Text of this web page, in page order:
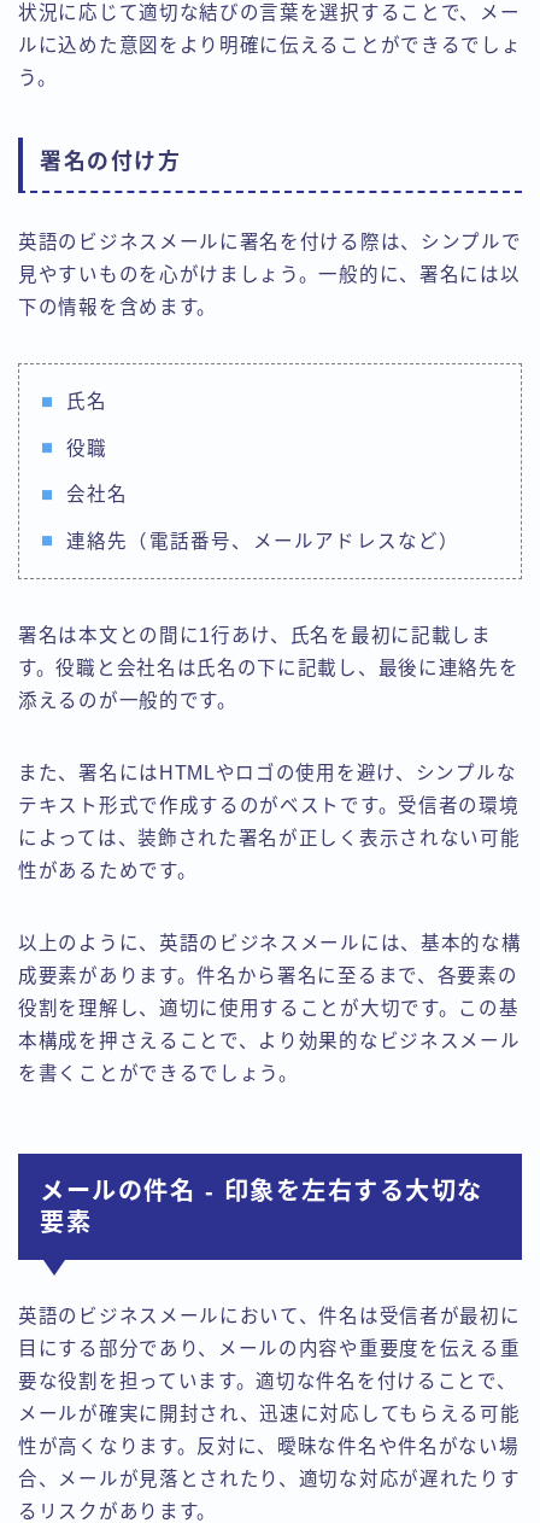
状況に応じて適切な結びの言葉を選択することで、メー
ルに込めた意図をより明確に伝えることができるでしょ
う。
署名の付け方
英語のビジネスメールに署名を付ける際は、シンプルで
見やすいものを心がけましょう。一般的に、署名には以
下の情報を含めます。
氏名
役職
会社名
連絡先（電話番号、メールアドレスなど）
署名は本文との間に1行あけ、氏名を最初に記載しま
す。役職と会社名は氏名の下に記載し、最後に連絡先を
添えるのが一般的です。
また、署名にはHTMLやロゴの使用を避け、シンプルな
テキスト形式で作成するのがベストです。受信者の環境
によっては、装飾された署名が正しく表示されない可能
性があるためです。
以上のように、英語のビジネスメールには、基本的な構
成要素があります。件名から署名に至るまで、各要素の
役割を理解し、適切に使用することが大切です。この基
本構成を押さえることで、より効果的なビジネスメール
を書くことができるでしょう。
メールの件名 - 印象を左右する大切な
要素
英語のビジネスメールにおいて、件名は受信者が最初に
目にする部分であり、メールの内容や重要度を伝える重
要な役割を担っています。適切な件名を付けることで、
メールが確実に開封され、迅速に対応してもらえる可能
性が高くなります。反対に、曖昧な件名や件名がない場
合、メールが見落とされたり、適切な対応が遅れたりす
るリスクがあります。